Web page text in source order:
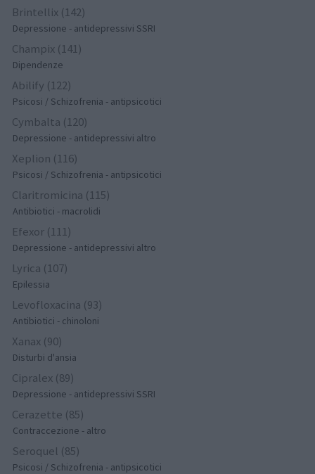
Brintellix (142)
Depressione - antidepressivi SSRI
Champix (141)
Dipendenze
Abilify (122)
Psicosi / Schizofrenia - antipsicotici
Cymbalta (120)
Depressione - antidepressivi altro
Xeplion (116)
Psicosi / Schizofrenia - antipsicotici
Claritromicina (115)
Antibiotici - macrolidi
Efexor (111)
Depressione - antidepressivi altro
Lyrica (107)
Epilessia
Levofloxacina (93)
Antibiotici - chinoloni
Xanax (90)
Disturbi d'ansia
Cipralex (89)
Depressione - antidepressivi SSRI
Cerazette (85)
Contraccezione - altro
Seroquel (85)
Psicosi / Schizofrenia - antipsicotici